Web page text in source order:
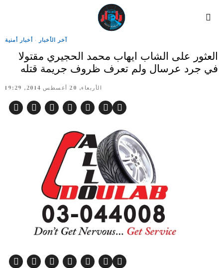
آخر الأخبار · أخبار أمنية
العثور على الشاب ايهاب محمد الحجيري مقتولا
في جرد عرسال ولم تعرف ظروف جريمة قتله
الأربعاء, 20 أغسطس 2014, 19:29